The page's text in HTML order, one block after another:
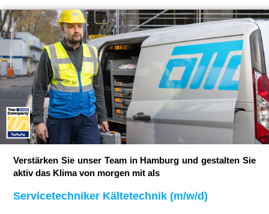
Verstärken Sie unser Team in Hamburg und gestalten Sie
aktiv das Klima von morgen mit als
Servicetechniker Kältetechnik (m/w/d)